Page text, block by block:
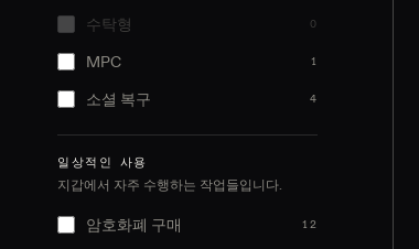
수탁형 0
MPC 1
소셜 복구 4
일상적인 사용
지갑에서 자주 수행하는 작업들입니다.
암호화폐 구매 12